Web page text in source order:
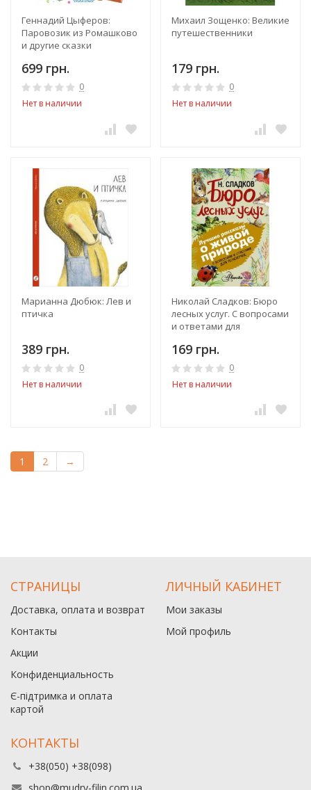
Геннадий Цыферов:
Паровозик из Ромашково
и другие сказки
699 грн.
0
Нет в наличии
Михаил Зощенко: Великие
путешественники
179 грн.
0
Нет в наличии
Марианна Дюбюк: Лев и
птичка
389 грн.
0
Нет в наличии
Николай Сладков: Бюро
лесных услуг. С вопросами
и ответами для
169 грн.
0
Нет в наличии
1 2 →
СТРАНИЦЫ
Доставка, оплата и возврат
Контакты
Акции
Конфиденциальность
Є-підтримка и оплата
картой
ЛИЧНЫЙ КАБИНЕТ
Мои заказы
Мой профиль
КОНТАКТЫ
+38(050) +38(098)